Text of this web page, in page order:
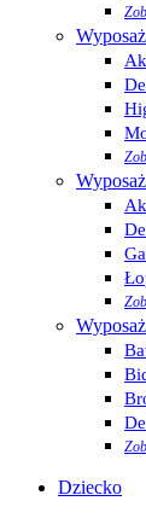
Dziecko